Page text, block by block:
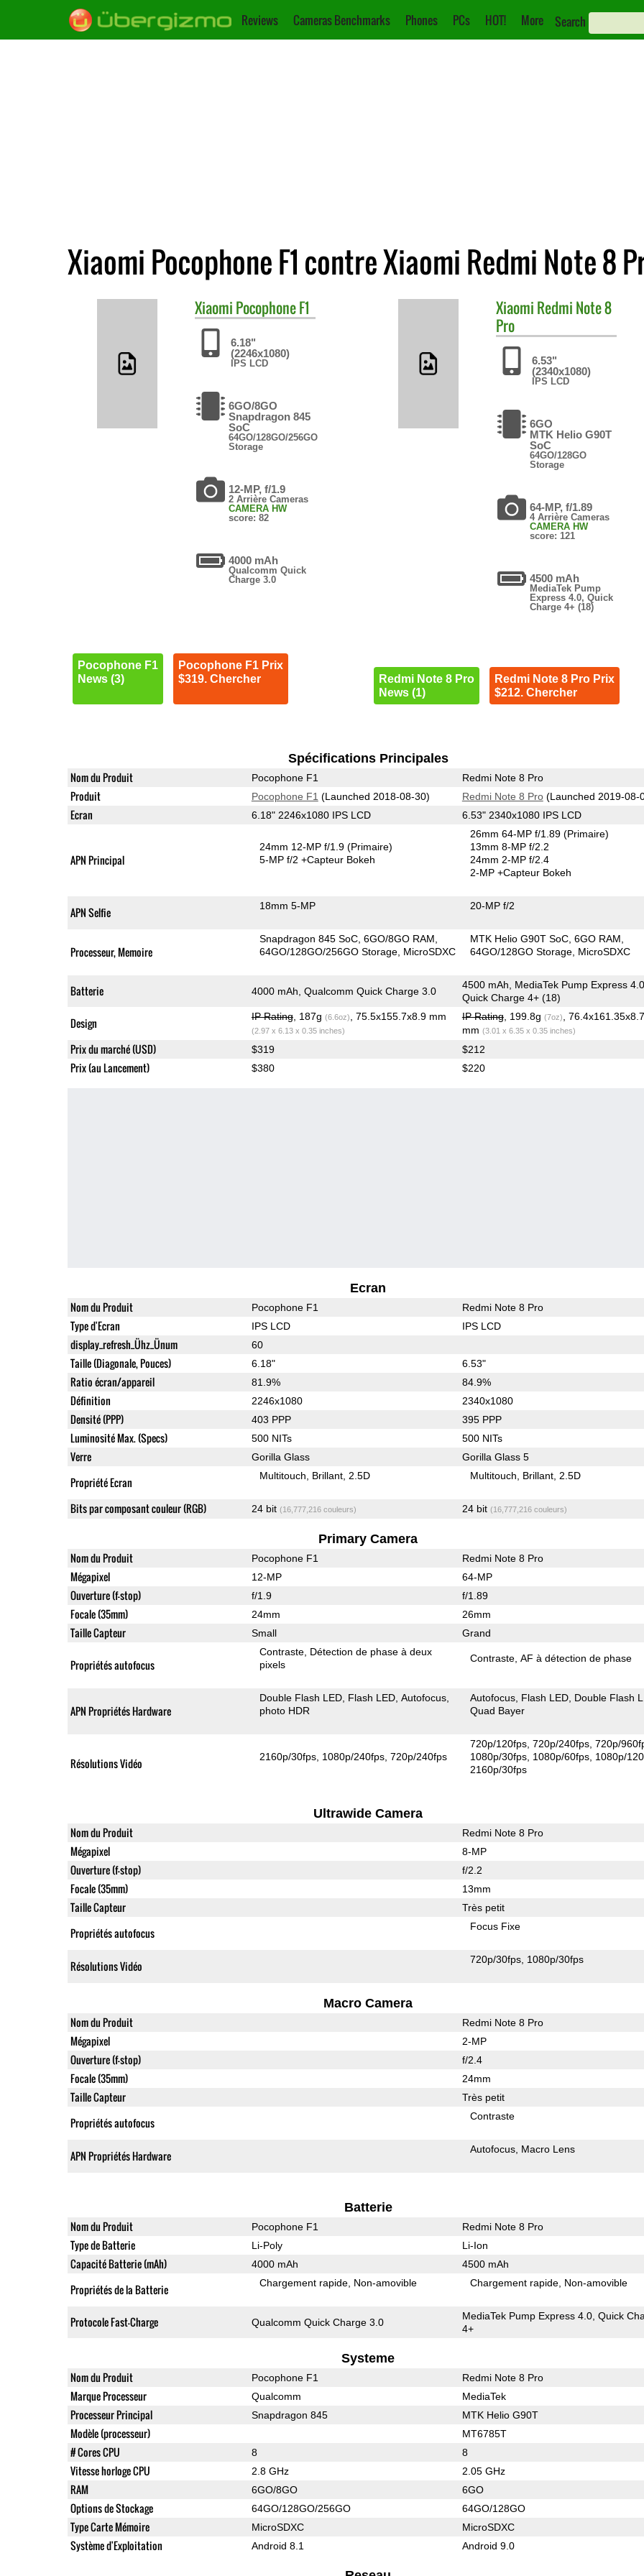
Reviews Cameras Benchmarks Phones PCs HOT! More Search
Xiaomi Pocophone F1 contre Xiaomi Redmi Note 8
Xiaomi Pocophone F1
6.18"
(2246x1080)
IPS LCD
6GO/8GO
Snapdragon 845
SoC
64GO/128GO/256GO
Storage
12-MP, f/1.9
2 Arrière Cameras
CAMERA HW
score: 82
4000 mAh
Qualcomm Quick
Charge 3.0
Pocophone F1
News (3)
Pocophone F1 Prix
$319. Chercher
Xiaomi Redmi Note 8
Pro
6.53"
(2340x1080)
IPS LCD
6GO
MTK Helio G90T
SoC
64GO/128GO
Storage
64-MP, f/1.89
4 Arrière Cameras
CAMERA HW
score: 121
4500 mAh
MediaTek Pump
Express 4.0, Quick
Charge 4+ (18)
Redmi Note 8 Pro
News (1)
Redmi Note 8 Pro Prix
$212. Chercher
Spécifications Principales
Nom du Produit Pocophone F1 Redmi Note 8 Pro
Produit Pocophone F1 (Launched 2018-08-30) Redmi Note 8 Pro(Launched 2019-08-
Ecran 6.18" 2246x1080 IPS LCD 6.53" 2340x1080 IPS LCD
APN Principal
24mm 12-MP f/1.9(Primaire)
5-MP f/2+Capteur Bokeh
26mm 64-MP f/1.89(Primaire)
13mm 8-MP f/2.2
24mm 2-MP f/2.4
2-MP+Capteur Bokeh
APN Selfie 18mm 5-MP 20-MP f/2
Processeur, Memoire
Snapdragon 845 SoC 6GO/8GO RAM
64GO/128GO/256GO Storage MicroSDXC
MTK Helio G90T SoC 6GO RAM
64GO/128GO Storage MicroSDXC
Batterie 4000 mAh, Qualcomm Quick Charge 3.0
4500 mAh, MediaTek Pump Express
Quick Charge 4+ (18)
Design IP Rating, 187g (6.6oz) , 75.5x155.7x8.9 mm
(2.97 x 6.13 x 0.35 inches)
IP Rating, 199.8g (7oz)
,
mm (3.01 x 6.35 x 0.35 inches)
Prix du marché (USD) $319 $212
Prix (au Lancement) $380 $220
Ecran
Nom du Produit Pocophone F1 Redmi Note 8 Pro
Type d'Ecran IPS LCD IPS LCD
display_refresh_Ühz_Ünum 60
Taille (Diagonale, Pouces) 6.18" 6.53"
Ratio écran/appareil 81.9% 84.9%
Définition 2246x1080 2340x1080
Densité (PPP) 403 PPP 395 PPP
Luminosité Max. (Specs) 500 NITs 500 NITs
Verre Gorilla Glass Gorilla Glass 5
Propriété Ecran Multitouch Brillant 2.5D Multitouch Brillant 2.5D
Bits par composant couleur (RGB) 24 bit (16,777,216 couleurs) 24 bit (16,777,216 couleurs)
Primary Camera
Nom du Produit Pocophone F1 Redmi Note 8 Pro
Mégapixel 12-MP 64-MP
Ouverture (f-stop) f/1.9 f/1.89
Focale (35mm) 24mm 26mm
Taille Capteur Small Grand
Propriétés autofocus
Contraste Détection de phase à deux
pixels
Contraste AF à détection de phase
APN Propriétés Hardware
Double Flash LED Flash LED Autofocus
photo HDR
Autofocus Flash LED Double Flash
Quad Bayer
Résolutions Vidéo 2160p/30fps 1080p/240fps 720p/240fps
720p/120fps 720p/240fps 720p/
1080p/30fps 1080p/60fps 1080p/
2160p/30fps
Ultrawide Camera
Nom du Produit Redmi Note 8 Pro
Mégapixel 8-MP
Ouverture (f-stop) f/2.2
Focale (35mm) 13mm
Taille Capteur Très petit
Propriétés autofocus Focus Fixe
Résolutions Vidéo 720p/30fps 1080p/30fps
Macro Camera
Nom du Produit Redmi Note 8 Pro
Mégapixel 2-MP
Ouverture (f-stop) f/2.4
Focale (35mm) 24mm
Taille Capteur Très petit
Propriétés autofocus Contraste
APN Propriétés Hardware Autofocus Macro Lens
Batterie
Nom du Produit Pocophone F1 Redmi Note 8 Pro
Type de Batterie Li-Poly Li-Ion
Capacité Batterie (mAh) 4000 mAh 4500 mAh
Propriétés de la Batterie Chargement rapide Non-amovible Chargement rapide Non-amovible
Protocole Fast-Charge Qualcomm Quick Charge 3.0
MediaTek Pump Express 4.0, Quick
4+
Systeme
Nom du Produit Pocophone F1 Redmi Note 8 Pro
Marque Processeur Qualcomm MediaTek
Processeur Principal Snapdragon 845 MTK Helio G90T
Modèle (processeur) MT6785T
# Cores CPU 8 8
Vitesse horloge CPU 2.8 GHz 2.05 GHz
RAM 6GO/8GO 6GO
Options de Stockage 64GO/128GO/256GO 64GO/128GO
Type Carte Mémoire MicroSDXC MicroSDXC
Système d'Exploitation Android 8.1 Android 9.0